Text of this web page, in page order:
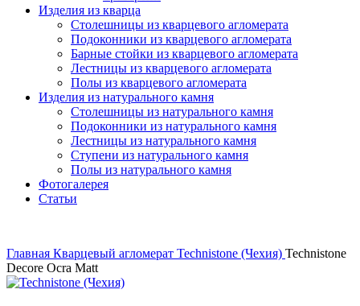
Изделия из кварца
Столешницы из кварцевого агломерата
Подоконники из кварцевого агломерата
Барные стойки из кварцевого агломерата
Лестницы из кварцевого агломерата
Полы из кварцевого агломерата
Изделия из натурального камня
Столешницы из натурального камня
Подоконники из натурального камня
Лестницы из натурального камня
Ступени из натурального камня
Полы из натурального камня
Фотогалерея
Статьи
Главная Кварцевый агломерат Technistone (Чехия) Technistone
Decore Ocra Matt